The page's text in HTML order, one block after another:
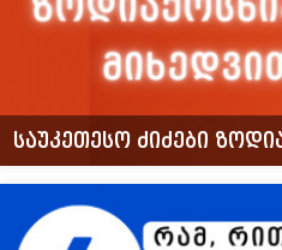
საუკეთესო ძიძები